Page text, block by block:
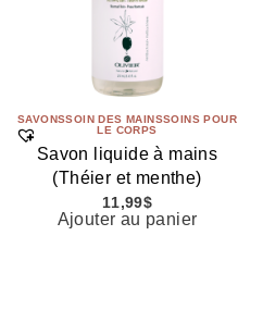
SAVONSSOIN DES MAINSSOINS POUR
LE CORPS
Savon liquide à mains
(Théier et menthe)
11,99$
Ajouter au panier